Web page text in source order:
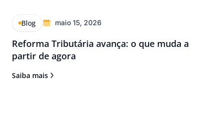
Blog maio 15, 2026
Reforma Tributária avança: o que muda a
partir de agora
Saiba mais